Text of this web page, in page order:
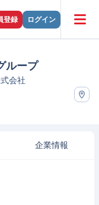
登録 ログイン
ループ
会社
企業情報